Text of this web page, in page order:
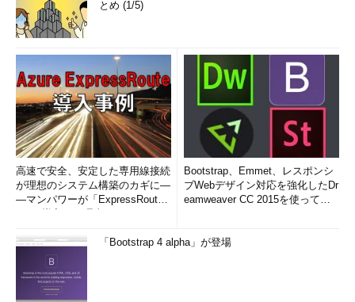
とめ (1/5)
高速で安全、安定した専用線接続
が理想のシステム構築のカギに―
―マンパワーが「ExpressRout
Bootstrap、Emmet、レスポンシ
ブWebデザイン対応を強化したDr
eamweaver CC 2015を使って
「Bootstrap 4 alpha」が登場